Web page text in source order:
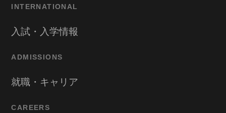
INTERNATIONAL
入試・入学情報
ADMISSIONS
就職・キャリア
CAREERS